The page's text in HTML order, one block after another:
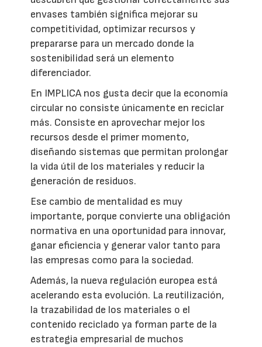
envases también significa mejorar su
competitividad, optimizar recursos y
prepararse para un mercado donde la
sostenibilidad será un elemento
diferenciador.
En IMPLICA nos gusta decir que la economía
circular no consiste únicamente en reciclar
más. Consiste en aprovechar mejor los
recursos desde el primer momento,
diseñando sistemas que permitan prolongar
la vida útil de los materiales y reducir la
generación de residuos.
Ese cambio de mentalidad es muy
importante, porque convierte una obligación
normativa en una oportunidad para innovar,
ganar eficiencia y generar valor tanto para
las empresas como para la sociedad.
Además, la nueva regulación europea está
acelerando esta evolución. La reutilización,
la trazabilidad de los materiales o el
contenido reciclado ya forman parte de la
estrategia empresarial de muchos